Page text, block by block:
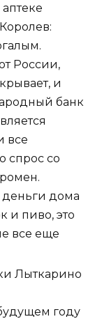
России,
и
банк
все
спрос со
дома
и пиво, это
все еще
Лыткарино
году